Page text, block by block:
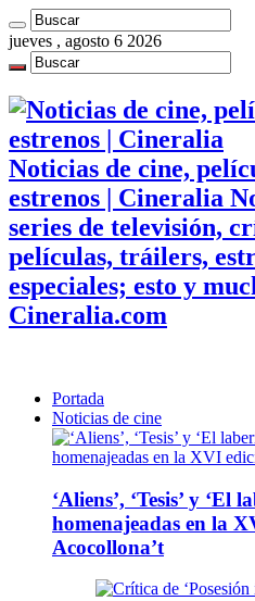
jueves , agosto 6 2026
Noticias de cine,
estrenos | Cineralia
series de televisión,
películas, tráilers,
especiales; esto y
Cineralia.com
Portada
Noticias de cine
‘Aliens’, ‘Tesis’ y ‘El
homenajeadas en la
Acocollona’t